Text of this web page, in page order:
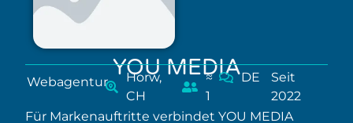
YOU MEDIA
Webagentur
Horw,
CH
≈
1
DE
Seit
2022
Für Markenauftritte verbindet YOU MEDIA